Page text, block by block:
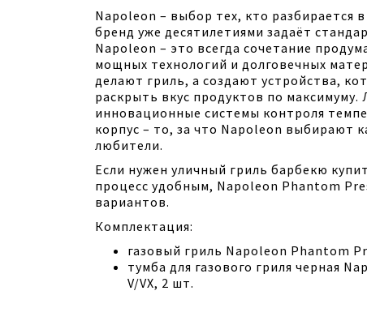
Napoleon – выбор тех, кто разбирается
бренд уже десятилетиями задаёт
Napoleon – это всегда сочетание
мощных технологий и долговечных
делают гриль, а создают устройства,
раскрыть вкус продуктов по максимуму.
инновационные системы контроля
корпус – то, за что Napoleon выбирают
любители.
Если нужен уличный гриль барбекю
процесс удобным, Napoleon Phantom
вариантов.
Комплектация:
газовый гриль Napoleon Phantom
тумба для газового гриля черная
V/VX, 2 шт.